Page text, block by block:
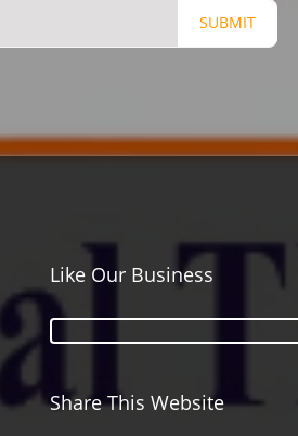
SUBMIT
Like Our Business
Share This Website